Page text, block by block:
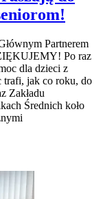
Partnerem
Po raz
dla dzieci z
trafi, jak co roku, do
Zakładu
Średnich koło